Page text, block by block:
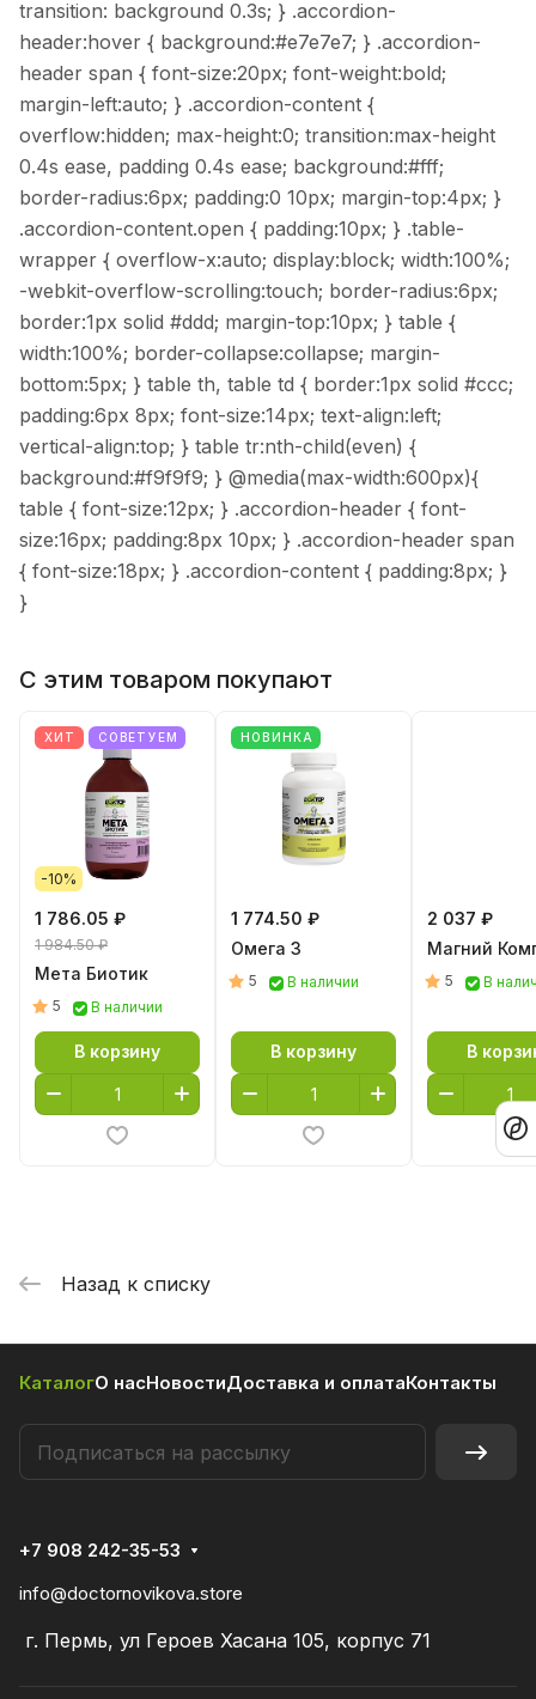
transition: background 0.3s; } .accordion-
header:hover { background:#e7e7e7; } .accordion-
header span { font-size:20px; font-weight:bold;
margin-left:auto; } .accordion-content {
overflow:hidden; max-height:0; transition:max-height
0.4s ease, padding 0.4s ease; background:#fff;
border-radius:6px; padding:0 10px; margin-top:4px; }
.accordion-content.open { padding:10px; } .table-
wrapper { overflow-x:auto; display:block; width:100%;
-webkit-overflow-scrolling:touch; border-radius:6px;
border:1px solid #ddd; margin-top:10px; } table {
width:100%; border-collapse:collapse; margin-
bottom:5px; } table th, table td { border:1px solid #ccc;
padding:6px 8px; font-size:14px; text-align:left;
vertical-align:top; } table tr:nth-child(even) {
background:#f9f9f9; } @media(max-width:600px){
table { font-size:12px; } .accordion-header { font-
size:16px; padding:8px 10px; } .accordion-header span
{ font-size:18px; } .accordion-content { padding:8px; }
}
С этим товаром покупают
ХИТ СОВЕТУЕМ
-10%
1 786.05 ₽
1 984.50 ₽
Мета Биотик
5 В наличии
В корзину
НОВИНКА
1 774.50 ₽
Омега 3
5 В наличии
В корзину
2 037 ₽
Магний
5 В
В
Назад к списку
КаталогО насНовостиДоставка и оплатаКонтакты
+7 908 242-35-53
info@doctornovikova.store
г. Пермь, ул Героев Хасана 105, корпус 71